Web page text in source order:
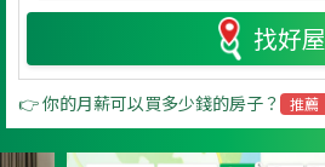
找好屋
👉 你的月薪可以買多少錢的房子？ 推薦